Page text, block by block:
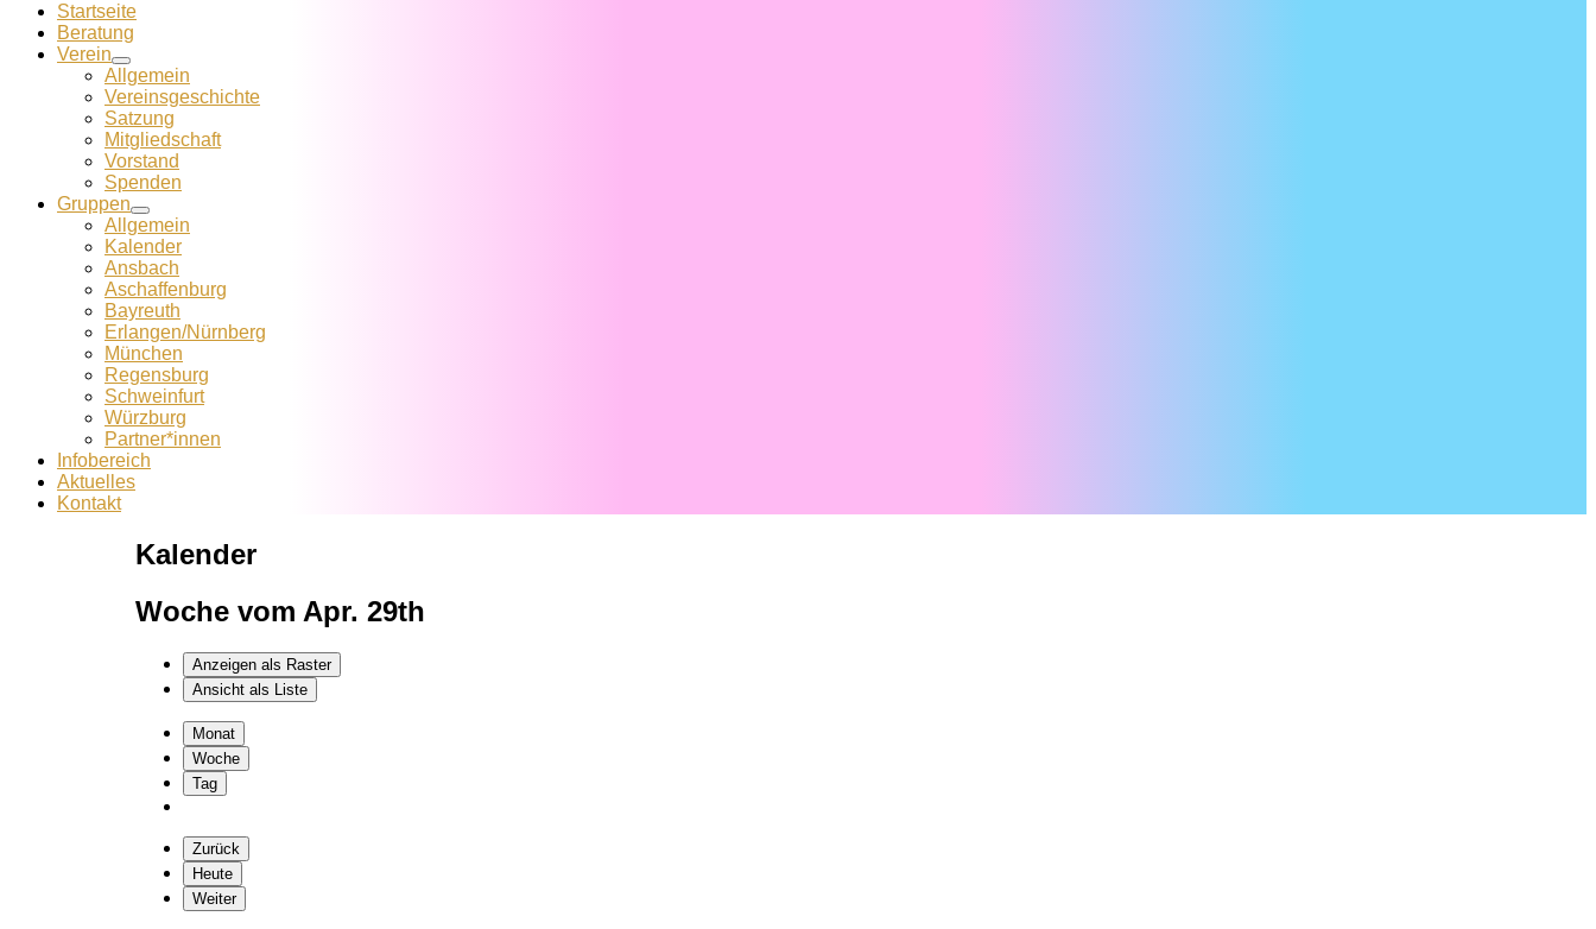
Startseite
Beratung
Verein
Allgemein
Vereins­geschichte
Satzung
Mitglied­schaft
Vorstand
Spenden
Gruppen
Allgemein
Kalender
Ansbach
Aschaffenburg
Bayreuth
Erlangen/Nürnberg
München
Regensburg
Schweinfurt
Würzburg
Partner*innen
Infobereich
Aktuelles
Kontakt
Kalender
Woche vom Apr. 29th
Anzeigen als Raster
Ansicht als Liste
Monat
Woche
Tag
Zurück
Heute
Weiter